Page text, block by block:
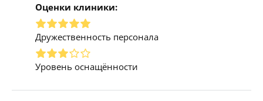
Оценки клиники:
Дружественность персонала
Уровень оснащённости